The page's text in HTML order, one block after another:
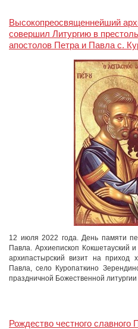
Высокопреосвященнейший
совершил Литургию в
апостолов Петра и Павла с.
12 июля 2022 года. День памяти
Павла. Архиепископ Кокшетауский
архипастырский визит на приход
Павла, село Куропаткино
праздничной Божественной
Рождество честного славного